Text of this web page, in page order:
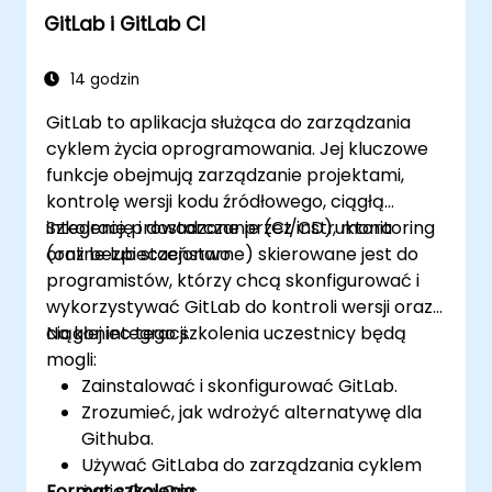
przepływy pracy.
celu zapewnienia zgodności i zarządzania
GitLab i GitLab CI
14 godzin
GitLab to aplikacja służąca do zarządzania
cyklem życia oprogramowania. Jej kluczowe
funkcje obejmują zarządzanie projektami,
kontrolę wersji kodu źródłowego, ciągłą
integrację i dostarczanie (CI/CD), monitoring
oraz bezpieczeństwo.
Szkolenie prowadzone przez instruktora
(online lub stacjonarne) skierowane jest do
programistów, którzy chcą skonfigurować i
wykorzystywać GitLab do kontroli wersji oraz
ciągłej integracji.
Na koniec tego szkolenia uczestnicy będą
mogli:
Zainstalować i skonfigurować GitLab.
Zrozumieć, jak wdrożyć alternatywę dla
Githuba.
Używać GitLaba do zarządzania cyklem